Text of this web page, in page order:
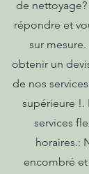
de
répondre et
sur
obtenir un
de nos
supérieure !.
services
horaires.:
encombré et